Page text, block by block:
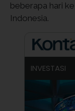
beberapa hari
Indonesia.
INVESTASI